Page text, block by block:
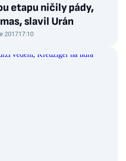
etapu ničily pády,
slavil Urán
201717:10